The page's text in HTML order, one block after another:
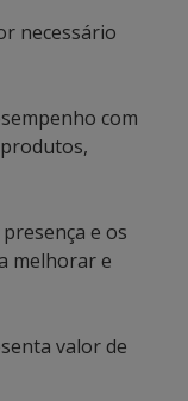
necessário
com
e os
melhorar e
valor de